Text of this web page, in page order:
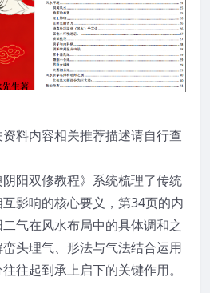
料内容相关推荐描述请自行查
阳双修教程》系统梳理了传统
影响的核心要义，第34页的内
气在风水布局中的具体调和之
头理气、形法与气法结合运用
往起到承上启下的关键作用。